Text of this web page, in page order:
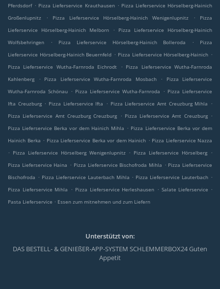
Pferdsdorf . Pizza Lieferservice Krauthausen . Pizza Lieferservice Hörselberg-Hainich
Großenlupnitz
. Pizza Lieferservice Hörselberg-Hainich Wenigenlupnitz .
Pizza
Lieferservice Hörselberg-Hainich Melborn
.
Pizza Lieferservice Hörselberg-Hainich
Wolfsbehringen
. Pizza Lieferservice Hörselberg-Hainich Bolleroda .
Pizza
Lieferservice Hörselberg-Hainich Beuernfeld . Pizza Lieferservice Hörselberg-Hainich .
Pizza Lieferservice Wutha-Farnroda Eichrodt
. Pizza Lieferservice Wutha-Farnroda
Kahlenberg
. Pizza Lieferservice Wutha-Farnroda Mosbach .
Pizza Lieferservice
Wutha-Farnroda Schönau . Pizza Lieferservice Wutha-Farnroda . Pizza Lieferservice
Ifta Creuzburg . Pizza Lieferservice Ifta . Pizza Lieferservice Amt Creuzburg Mihla
.
Pizza Lieferservice Amt Creuzburg Creuzburg
. Pizza Lieferservice Amt Creuzburg .
Pizza Lieferservice Berka vor dem Hainich Mihla . Pizza Lieferservice Berka vor dem
Hainich Berka . Pizza Lieferservice Berka vor dem Hainich . Pizza Lieferservice Nazza
. Pizza Lieferservice Hörselberg Wenigenlupnitz . Pizza Lieferservice Hörselberg
.
Pizza Lieferservice Haina . Pizza Lieferservice Bischofroda Mihla . Pizza Lieferservice
Bischofroda . Pizza Lieferservice Lauterbach Mihla . Pizza Lieferservice Lauterbach .
Pizza Lieferservice Mihla
. Pizza Lieferservice Herleshausen . Salate Lieferservice .
Pasta Lieferservice . Essen zum mitnehmen und zum Liefern
Unterstützt von:
DAS BESTELL- & GENIEßER-APP-SYSTEM SCHLEMMERBOX24 Guten
Appetit